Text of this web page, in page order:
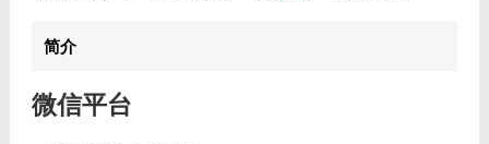
简介
微信平台